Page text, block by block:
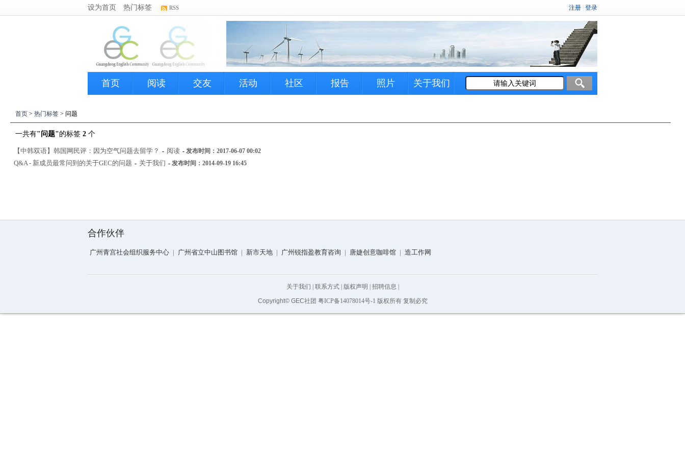
设为首页 热门标签 RSS
首页 阅读 交友 活动 社区 报告 照片 关于我们
首页 > 热门标签 > 问题
一共有"问题"的标签 2 个
【中韩双语】韩国网民评：因为空气问题去留学？ - 阅读 - 发布时间：2017-06-07 00:02
Q&A - 新成员最常问到的关于GEC的问题 - 关于我们 - 发布时间：2014-09-19 16:45
合作伙伴
广州青宫社会组织服务中心 | 广州省立中山图书馆 | 新市天地 | 广州锐指盈教育咨询 | 唐婕创意咖啡馆 | 造工作网
关于我们 联系方式| 版权声明 招聘信息
Copyright© GEC社团 粤ICP备14078014号-1 版权所有 复制必究